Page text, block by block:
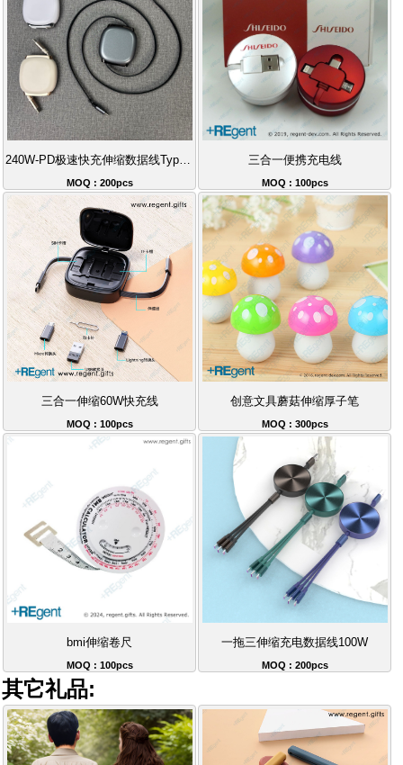
240W-PD极速快充伸缩数据线Type-C-100cm防缠绕收纳线
MOQ : 200pcs
三合一便携充电线
MOQ : 100pcs
三合一伸缩60W快充线
MOQ : 100pcs
创意文具蘑菇伸缩厚子笔
MOQ : 300pcs
bmi伸缩卷尺
MOQ : 100pcs
一拖三伸缩充电数据线100W
MOQ : 200pcs
其它礼品: